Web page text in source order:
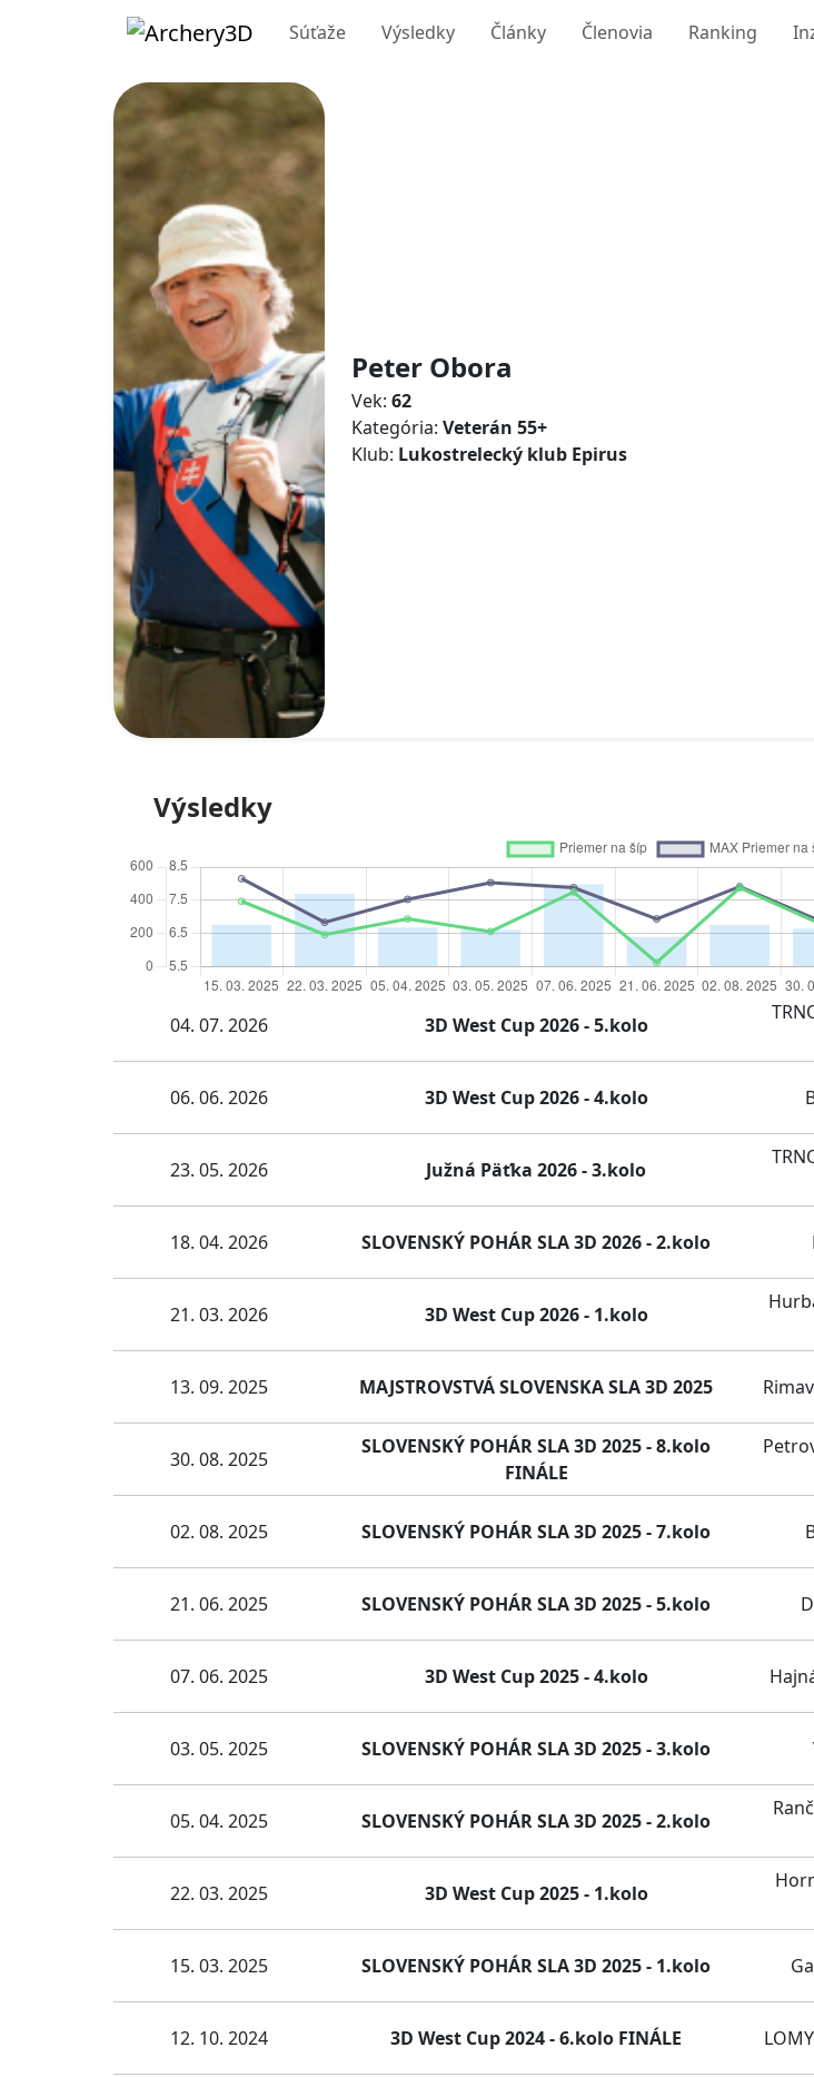
Súťaže Výsledky Články Členovia Ranking
Peter Obora
Vek: 62
Kategória: Veterán 55+
Klub: Lukostrelecký klub Epirus
Výsledky
04. 07. 2026 3D West Cup 2026 - 5.kolo
06. 06. 2026 3D West Cup 2026 - 4.kolo
23. 05. 2026 Južná Päťka 2026 - 3.kolo
18. 04. 2026 SLOVENSKÝ POHÁR SLA 3D 2026 - 2.kolo
21. 03. 2026 3D West Cup 2026 - 1.kolo
13. 09. 2025 MAJSTROVSTVÁ SLOVENSKA SLA 3D 2025
30. 08. 2025
SLOVENSKÝ POHÁR SLA 3D 2025 - 8.kolo
FINÁLE
02. 08. 2025 SLOVENSKÝ POHÁR SLA 3D 2025 - 7.kolo
21. 06. 2025 SLOVENSKÝ POHÁR SLA 3D 2025 - 5.kolo
07. 06. 2025 3D West Cup 2025 - 4.kolo
03. 05. 2025 SLOVENSKÝ POHÁR SLA 3D 2025 - 3.kolo
05. 04. 2025 SLOVENSKÝ POHÁR SLA 3D 2025 - 2.kolo
22. 03. 2025 3D West Cup 2025 - 1.kolo
15. 03. 2025 SLOVENSKÝ POHÁR SLA 3D 2025 - 1.kolo
12. 10. 2024 3D West Cup 2024 - 6.kolo FINÁLE